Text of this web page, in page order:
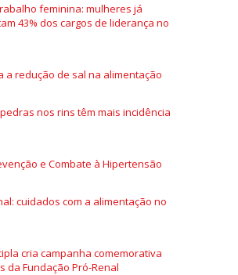
feminina: mulheres já
43% dos cargos de liderança no
a redução de sal na alimentação
nos rins têm mais incidência
e Combate à Hipertensão
cuidados com a alimentação no
cria campanha comemorativa
da Fundação Pró-Renal